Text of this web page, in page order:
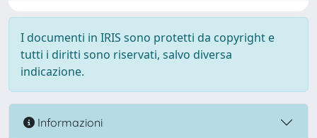
I documenti in IRIS sono protetti da copyright e
tutti i diritti sono riservati, salvo diversa
indicazione.
Informazioni